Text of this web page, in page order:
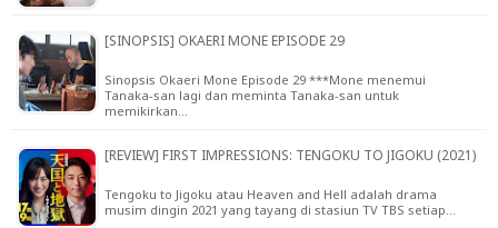
[SINOPSIS] OKAERI MONE EPISODE 29
Sinopsis Okaeri Mone Episode 29 ***Mone menemui
Tanaka-san lagi dan meminta Tanaka-san untuk
memikirkan…
[REVIEW] FIRST IMPRESSIONS: TENGOKU TO JIGOKU (2021)
Tengoku to Jigoku atau Heaven and Hell adalah drama
musim dingin 2021 yang tayang di stasiun TV TBS setiap…